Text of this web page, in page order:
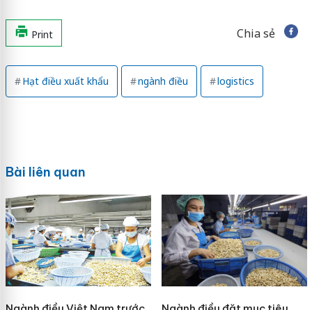
Print Chia sẻ
Hạt điều xuất khẩu ngành điều logistics
Bài liên quan